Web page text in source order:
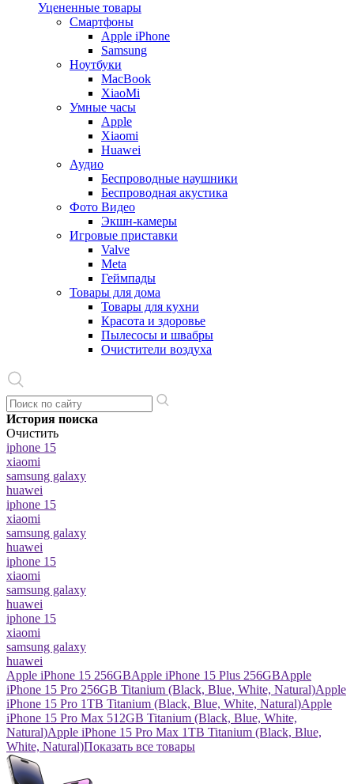
Уцененные товары
Cмартфоны
Apple iPhone
Samsung
Ноутбуки
MacBook
XiaoMi
Умные часы
Apple
Xiaomi
Huawei
Аудио
Беспроводные наушники
Беспроводная акустика
Фото Видео
Экшн-камеры
Игровые приставки
Valve
Meta
Геймпады
Товары для дома
Товары для кухни
Красота и здоровье
Пылесосы и швабры
Очистители воздуха
История поиска
Очистить
iphone 15
xiaomi
samsung galaxy
huawei
iphone 15
xiaomi
samsung galaxy
huawei
iphone 15
xiaomi
samsung galaxy
huawei
iphone 15
xiaomi
samsung galaxy
huawei
Apple iPhone 15 256GBApple iPhone 15 Plus 256GBApple
iPhone 15 Pro 256GB Titanium (Black, Blue, White, Natural)Apple
iPhone 15 Pro 1TB Titanium (Black, Blue, White, Natural)Apple
iPhone 15 Pro Max 512GB Titanium (Black, Blue, White,
Natural)Apple iPhone 15 Pro Max 1TB Titanium (Black, Blue,
White, Natural)Показать все товары